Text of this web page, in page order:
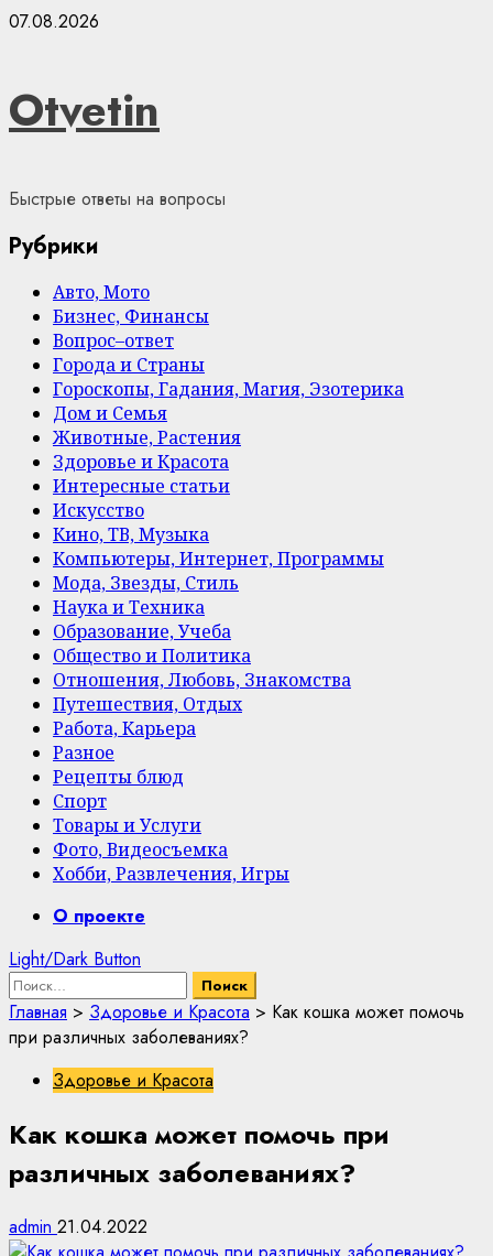
Skip
07.08.2026
Otvetin
Быстрые ответы на вопросы
Рубрики
Авто, Мото
Бизнес, Финансы
Вопрос–ответ
Города и Страны
Гороскопы, Гадания, Магия, Эзотерика
Дом и Семья
Животные, Растения
Здоровье и Красота
Интересные статьи
Искусство
Кино, ТВ, Музыка
Компьютеры, Интернет, Программы
Мода, Звезды, Стиль
Наука и Техника
Образование, Учеба
Общество и Политика
Отношения, Любовь, Знакомства
Путешествия, Отдых
Работа, Карьера
Разное
Рецепты блюд
Спорт
Товары и Услуги
Фото, Видеосъемка
Хобби, Развлечения, Игры
PrimaryО проекте
Light/Dark Button
Найти:
Главная > Здоровье и Красота > Как кошка может помочь
при различных заболеваниях?
Здоровье и Красота
Как кошка может помочь при
различных заболеваниях?
admin 21.04.2022